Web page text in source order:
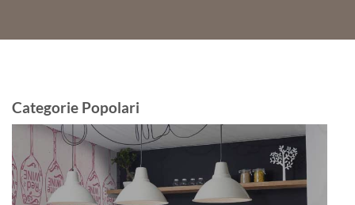
Categorie Popolari